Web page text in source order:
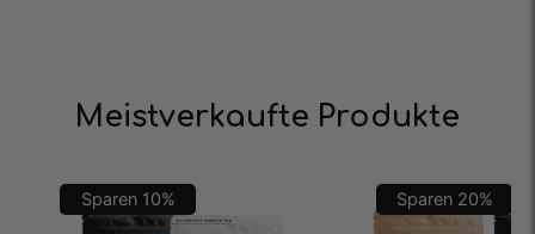
Meistverkaufte Produkte
Sparen 10% Sparen 20%